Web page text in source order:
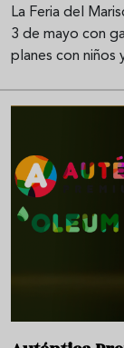
La Feria del
3 de mayo con
planes con niños